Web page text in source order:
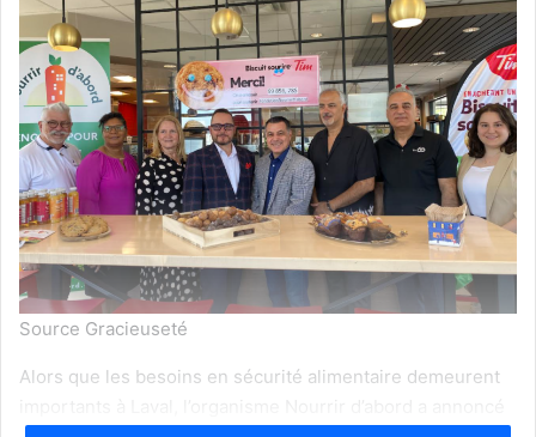
Source Gracieuseté
Alors que les besoins en sécurité alimentaire demeurent